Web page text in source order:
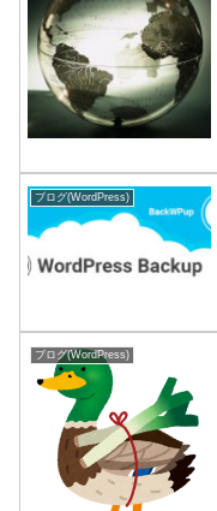
ブログ(WordPress)
ブログ(WordPress)